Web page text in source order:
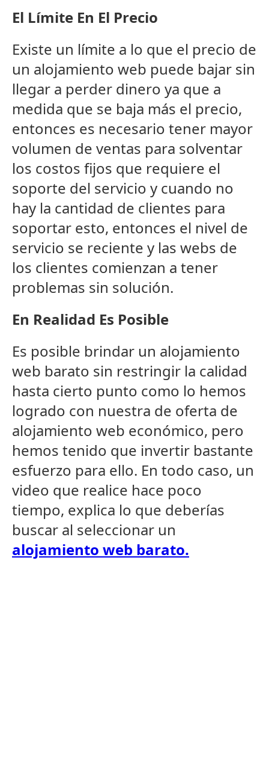
El Lí­mite En El Precio
Existe un lí­mite a lo que el precio de
un alojamiento web puede bajar sin
llegar a perder dinero ya que a
medida que se baja más el precio,
entonces es necesario tener mayor
volumen de ventas para solventar
los costos fijos que requiere el
soporte del servicio y cuando no
hay la cantidad de clientes para
soportar esto, entonces el nivel de
servicio se reciente y las webs de
los clientes comienzan a tener
problemas sin solución.
En Realidad Es Posible
Es posible brindar un alojamiento
web barato sin restringir la calidad
hasta cierto punto como lo hemos
logrado con nuestra de oferta de
alojamiento web económico, pero
hemos tenido que invertir bastante
esfuerzo para ello. En todo caso, un
video que realice hace poco
tiempo, explica lo que deberí­as
buscar al seleccionar un
alojamiento web barato.